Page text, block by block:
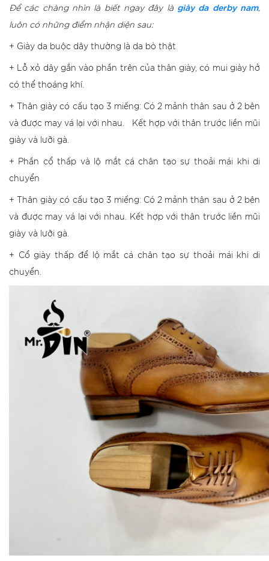
Để các chàng nhìn là biết ngay đây là giày da derby nam,
luôn có những điểm nhận diện sau:
+ Giày da buộc dây thường là da bò thật
+ Lỗ xỏ dây gắn vào phần trên của thân giày, có mui giày hở
có thể thoáng khí.
+ Thân giày có cấu tạo 3 miếng: Có 2 mảnh thân sau ở 2 bên
và được may vá lại với nhau. Kết hợp với thân trước liền mũi
giày và lưỡi gà.
+ Phần cổ thấp và lộ mắt cá chân tạo sự thoải mái khi di
chuyển
+ Thân giày có cấu tạo 3 miếng: Có 2 mảnh thân sau ở 2 bên
và được may vá lại với nhau. Kết hợp với thân trước liền mũi
giày và lưỡi gà.
+ Cổ giày thấp để lộ mắt cá chân tạo sự thoải mái khi di
chuyển.